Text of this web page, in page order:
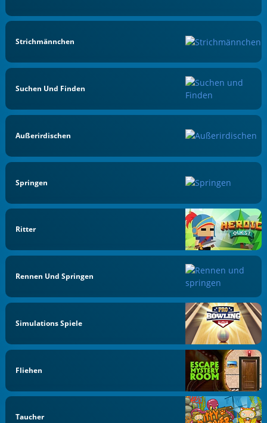
Strichmännchen
Suchen Und Finden
Außerirdischen
Springen
Ritter
Rennen Und Springen
Simulations Spiele
Fliehen
Taucher